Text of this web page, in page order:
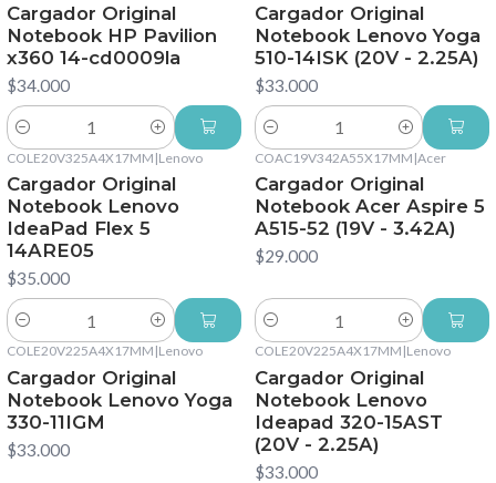
Cargador Original
Notebook HP Pavilion
x360 14-cd0009la
$34.000
Cantidad
Cargador Original
Notebook Lenovo Yoga
510-14ISK (20V - 2.25A)
$33.000
Cantidad
COLE20V325A4X17MM |Lenovo
Cargador Original
Notebook Lenovo
IdeaPad Flex 5
14ARE05
$35.000
Cantidad
COAC19V342A55X17MM |Acer
Cargador Original
Notebook Acer Aspire 5
A515-52 (19V - 3.42A)
$29.000
Cantidad
COLE20V225A4X17MM |Lenovo
Cargador Original
Notebook Lenovo Yoga
330-11IGM
$33.000
COLE20V225A4X17MM |Lenovo
Cargador Original
Notebook Lenovo
Ideapad 320-15AST
(20V - 2.25A)
$33.000